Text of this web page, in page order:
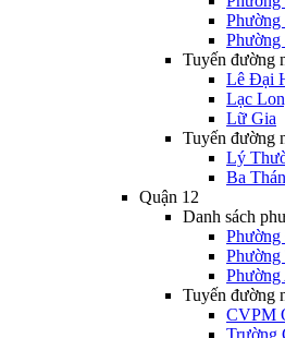
Phường
Tuyến đường
Lê Đại
Lạc
Lữ Gia
Tuyến đường
Lý
Ba
Quận 12
Danh sách
Tuyến đường
CVPM
Trường